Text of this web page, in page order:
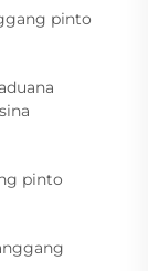
pinto
pinto